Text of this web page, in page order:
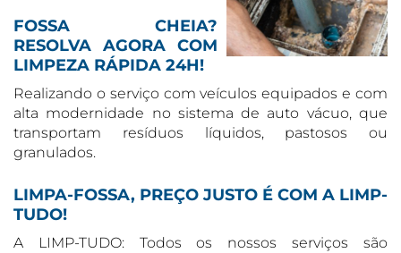
FOSSA CHEIA?
RESOLVA AGORA COM
LIMPEZA RÁPIDA 24H!
Realizando o serviço com veículos equipados e com
alta modernidade no sistema de auto vácuo, que
transportam resíduos líquidos, pastosos ou
granulados.
LIMPA-FOSSA, PREÇO JUSTO É COM A LIMP-
TUDO!
A LIMP-TUDO: Todos os nossos serviços são